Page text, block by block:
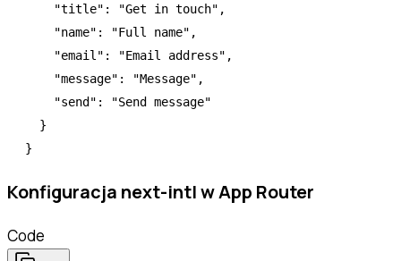
    "title"
: "Get in touch" ,
    "name"
: "Full name" ,
    "email"
: "Email address" ,
    "message"
: "Message" ,
    "send"
:
"Send message"
  }
}
Konfiguracja next-intl w App Router
Code